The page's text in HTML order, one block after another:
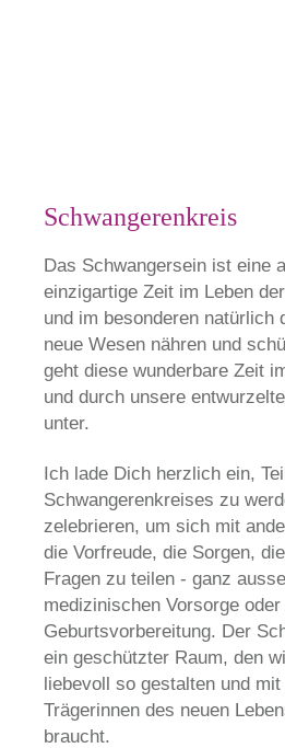
Schwangerenkreis
Das Schwangersein ist eine
einzigartige Zeit im Leben
und im besonderen natürlich
neue Wesen nähren und
geht diese wunderbare Zeit
und durch unsere
unter.
Ich lade Dich herzlich ein,
Schwangerenkreises zu
zelebrieren, um sich mit
die Vorfreude, die Sorgen,
Fragen zu teilen - ganz
medizinischen Vorsorge
Geburtsvorbereitung. Der
ein geschützter Raum, den
liebevoll so gestalten und
Trägerinnen des neuen
braucht.